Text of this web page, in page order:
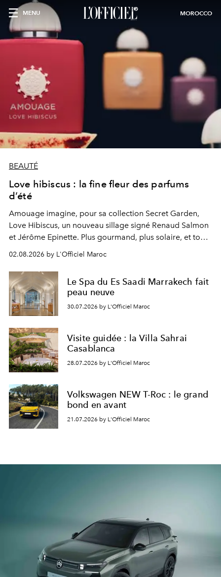
MENU MOROCCO
BEAUTÉ
Love hibiscus : la fine fleur des parfums
d’été
Amouage imagine, pour sa collection Secret Garden,
Love Hibiscus, un nouveau sillage signé Renaud Salmon
et Jérôme Epinette. Plus gourmand, plus solaire, et tout
à fait irrésistible.
02.08.2026 by L'Officiel Maroc
Le Spa du Es Saadi Marrakech fait
peau neuve
30.07.2026 by L'Officiel Maroc
Visite guidée : la Villa Sahrai
Casablanca
28.07.2026 by L'Officiel Maroc
Volkswagen NEW T-Roc : le grand
bond en avant
21.07.2026 by L'Officiel Maroc